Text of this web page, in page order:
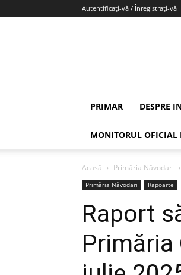
Autentificați-vă / Înregistrați-vă
PRIMAR DESPRE
MONITORUL OFICIAL
Acasă Primăria Năvodari
Primăria Năvodari Rapoarte
Raport
Primăria